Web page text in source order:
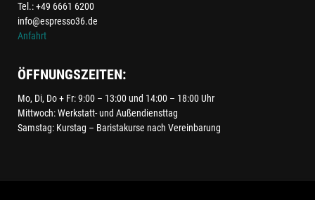
Tel.: +49 6661 6200
info@espresso36.de
Anfahrt
ÖFFNUNGSZEITEN:
Mo, Di, Do + Fr: 9:00 – 13:00 und 14:00 – 18:00 Uhr
Mittwoch: Werkstatt- und Außendiensttag
Samstag: Kurstag – Baristakurse nach Vereinbarung